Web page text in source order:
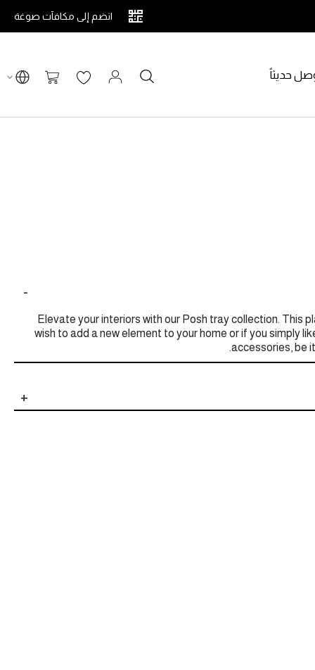
انضم إلى مكافآت صوغة
سلة التسوق بحث حديثاً
Elevate your interiors with our Posh tray collection. This
wish to add a new element to your home or if you simply
accessories, be